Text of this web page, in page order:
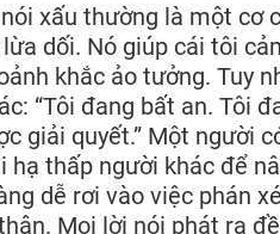
xấu thường là một cơ
dối. Nó giúp cái tôi
khắc ảo tưởng. Tuy
“Tôi đang bất an. Tôi
giải quyết.” Một người
hạ thấp người khác để
dễ rơi vào việc phán
Mọi lời nói phát ra